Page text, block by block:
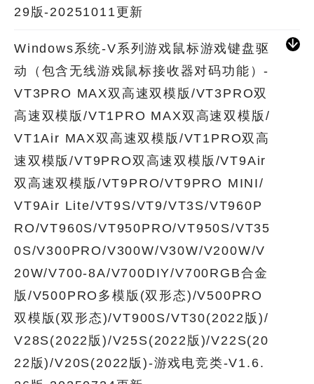
29版-20251011更新
Windows系统-V系列游戏鼠标游戏键盘驱
动（包含无线游戏鼠标接收器对码功能）-
VT3PRO MAX双高速双模版/VT3PRO双
高速双模版/VT1PRO MAX双高速双模版/
VT1Air MAX双高速双模版/VT1PRO双高
速双模版/VT9PRO双高速双模版/VT9Air
双高速双模版/VT9PRO/VT9PRO MINI/
VT9Air Lite/VT9S/VT9/VT3S/VT960P
RO/VT960S/VT950PRO/VT950S/VT35
0S/V300PRO/V300W/V30W/V200W/V
20W/V700-8A/V700DIY/V700RGB合金
版/V500PRO多模版(双形态)/V500PRO
双模版(双形态)/VT900S/VT30(2022版)/
V28S(2022版)/V25S(2022版)/V22S(20
22版)/V20S(2022版)-游戏电竞类-V1.6.